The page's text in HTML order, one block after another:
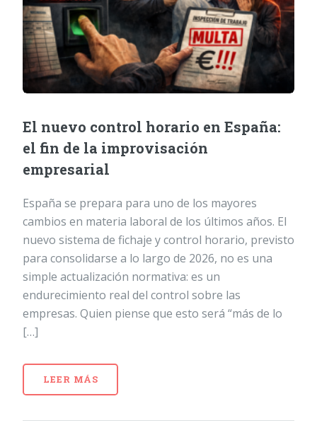
El nuevo control horario en España:
el fin de la improvisación
empresarial
España se prepara para uno de los mayores
cambios en materia laboral de los últimos años. El
nuevo sistema de fichaje y control horario, previsto
para consolidarse a lo largo de 2026, no es una
simple actualización normativa: es un
endurecimiento real del control sobre las
empresas. Quien piense que esto será “más de lo
[…]
LEER MÁS